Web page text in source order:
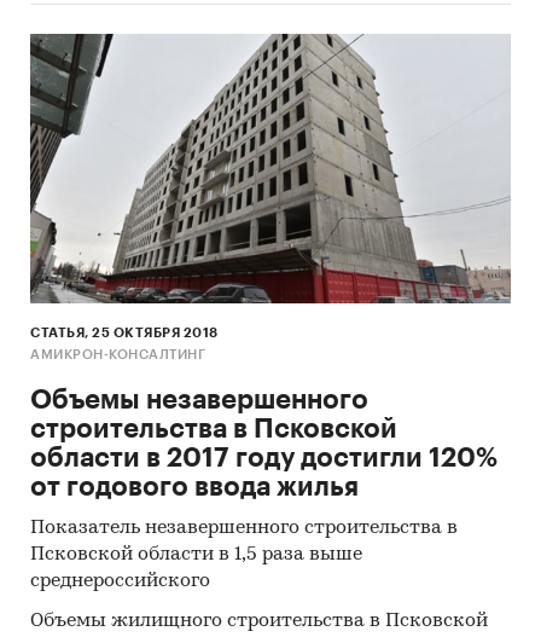
Монтаж оборудование и обучение
персонала
Закупка сельскохозяйственной техники
Закупка 1200 голов племенных нетелей
Благоустройство территории.
После завершения инвестиционной фазы:
Обеспечить высокую продуктивность
поголовья путем улучшения содержания и
замещения имеющихся низко
продуктивных животных;
Обеспечить заготовку собственных кормов
кормами в достаточном объёме
Определиться с каналами реализации
СТАТЬЯ, 25 ОКТЯБРЯ 2018
АМИКРОН-КОНСАЛТИНГ
Объемы незавершенного
строительства в Псковской
области в 2017 году достигли 120%
от годового ввода жилья
Показатель незавершенного строительства в
Псковской области в 1,5 раза выше
среднероссийского
Объемы жилищного строительства в Псковской